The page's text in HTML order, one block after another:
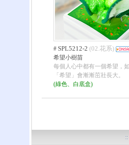
# SPL5212-2 (02.花系)
希望小樹苗
每個人心中都有一個希望，
「希望」會漸漸茁壯長大。
(綠色、白底盒)
::